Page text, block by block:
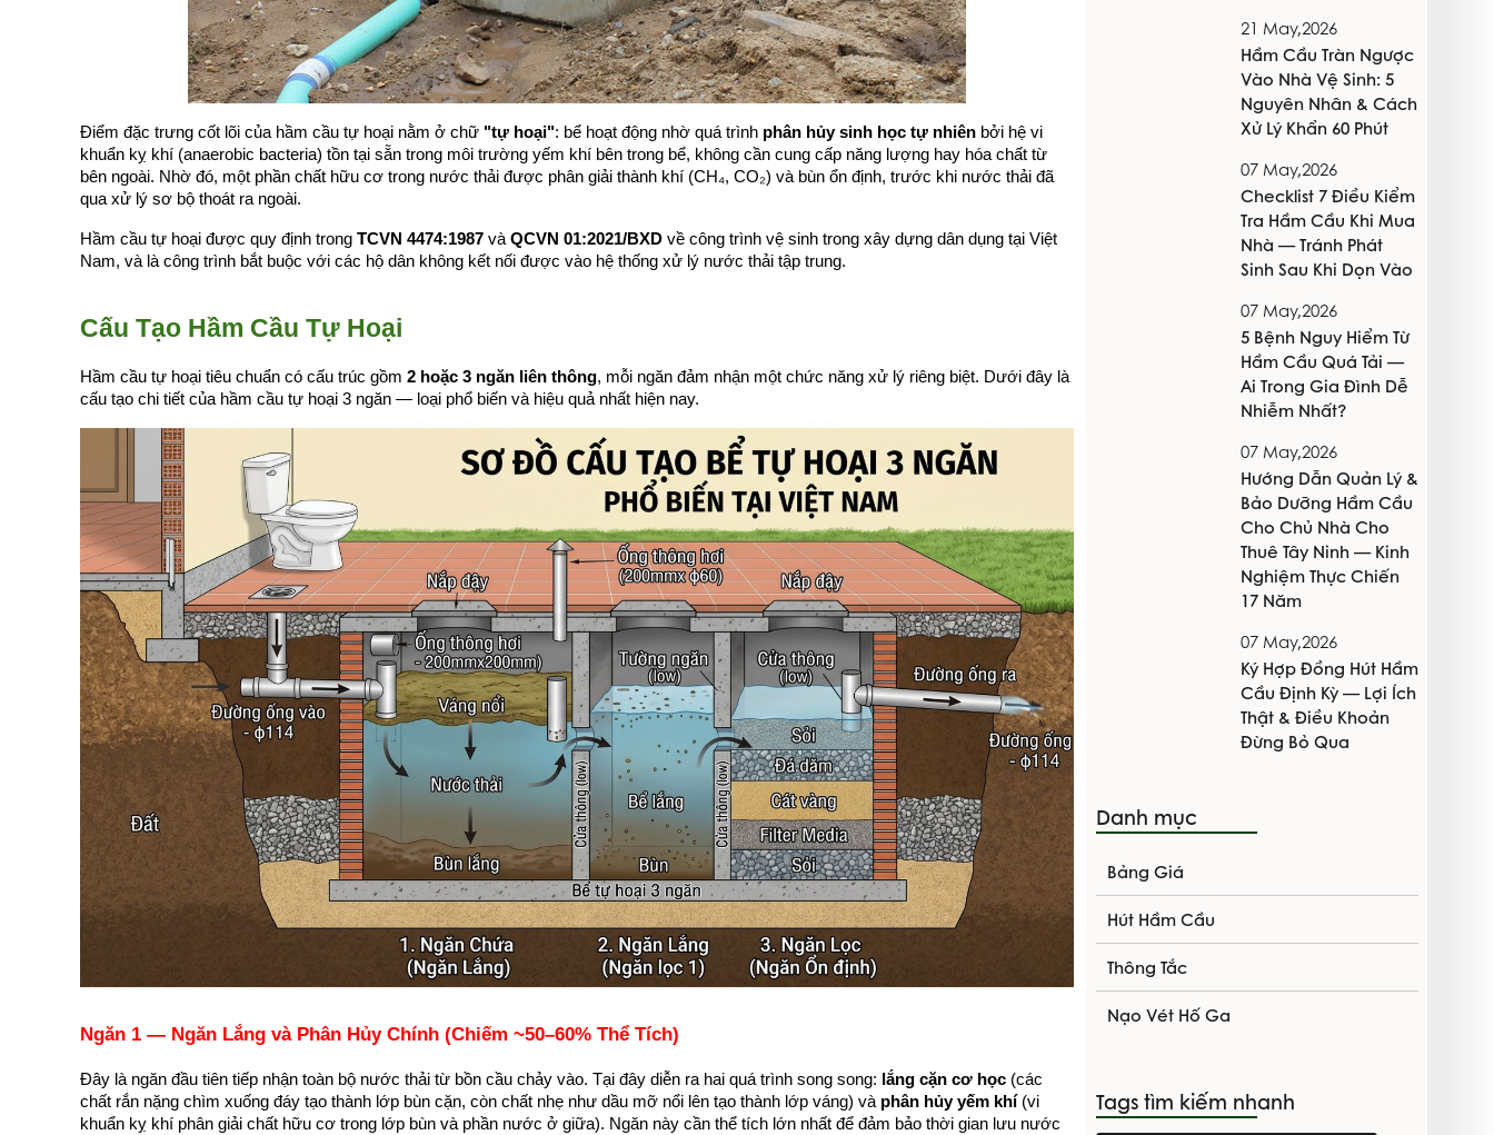
Điểm đặc trưng cốt lõi của hầm cầu tự hoại nằm ở chữ "tự hoại": bể hoạt động nhờ quá trình phân hủy sinh học tự nhiên bởi hệ vi
khuẩn kỵ khí (anaerobic bacteria) tồn tại sẵn trong môi trường yếm khí bên trong bể, không cần cung cấp năng lượng hay hóa chất từ
bên ngoài. Nhờ đó, một phần chất hữu cơ trong nước thải được phân giải thành khí (CH₄, CO₂) và bùn ổn định, trước khi nước thải đã
qua xử lý sơ bộ thoát ra ngoài.
Hầm cầu tự hoại được quy định trong TCVN 4474:1987 và QCVN 01:2021/BXD về công trình vệ sinh trong xây dựng dân dụng tại Việt
Nam, và là công trình bắt buộc với các hộ dân không kết nối được vào hệ thống xử lý nước thải tập trung.
Cấu Tạo Hầm Cầu Tự Hoại
Hầm cầu tự hoại tiêu chuẩn có cấu trúc gồm 2 hoặc 3 ngăn liên thông, mỗi ngăn đảm nhận một chức năng xử lý riêng biệt. Dưới đây là
cấu tạo chi tiết của hầm cầu tự hoại 3 ngăn — loại phổ biến và hiệu quả nhất hiện nay.
Ngăn 1 — Ngăn Lắng và Phân Hủy Chính (Chiếm ~50–60% Thể Tích)
Đây là ngăn đầu tiên tiếp nhận toàn bộ nước thải từ bồn cầu chảy vào. Tại đây diễn ra hai quá trình song song: lắng cặn cơ học (các
chất rắn nặng chìm xuống đáy tạo thành lớp bùn cặn, còn chất nhẹ như dầu mỡ nổi lên tạo thành lớp váng) và phân hủy yếm khí (vi
khuẩn kỵ khí phân giải chất hữu cơ trong lớp bùn và phần nước ở giữa). Ngăn này cần thể tích lớn nhất để đảm bảo thời gian lưu nước
21 May,2026
Hầm Cầu Tràn Ngược
Vào Nhà Vệ Sinh: 5
Nguyên Nhân & Cách
Xử Lý Khẩn 60 Phút
07 May,2026
Checklist 7 Điều Kiểm
Tra Hầm Cầu Khi Mua
Nhà — Tránh Phát
Sinh Sau Khi Dọn Vào
07 May,2026
5 Bệnh Nguy Hiểm Từ
Hầm Cầu Quá Tải —
Ai Trong Gia Đình Dễ
Nhiễm Nhất?
07 May,2026
Hướng Dẫn Quản Lý &
Bảo Dưỡng Hầm Cầu
Cho Chủ Nhà Cho
Thuê Tây Ninh — Kinh
Nghiệm Thực Chiến
17 Năm
07 May,2026
Ký Hợp Đồng Hút Hầm
Cầu Định Kỳ — Lợi Ích
Thật & Điều Khoản
Đừng Bỏ Qua
Danh mục
Bảng Giá
Hút Hầm Cầu
Thông Tắc
Nạo Vét Hố Ga
Tags tìm kiếm nhanh